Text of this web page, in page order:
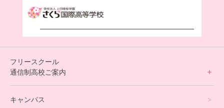
フリースクール
通信制高校ご案内
キャンパス